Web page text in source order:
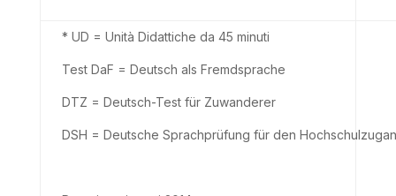
* UD = Unità Didattiche da 45 minuti
Test DaF = Deutsch als Fremdsprache
DTZ = Deutsch-Test für Zuwanderer
DSH = Deutsche Sprachprüfung für den